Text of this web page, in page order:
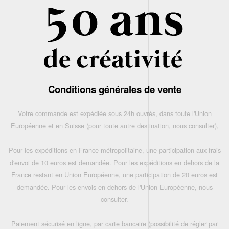
Conditions générales de vente
Votre commande est expédiée sous 24h ouvrés, dans toute l'Union
Européenne et en Suisse (pour toute autre destination, nous consulter),
Pour les expéditions en France métropolitaine, une participation aux frais
d'envoi de 10 euros est demandée. Pour les expéditions en dehors de la
France restant en Union Européenne, une participation de 20 euros est
demandée. Pour les envois en dehors de l'Union Européenne, nous
consulter.
Paiement sécurisé en ligne, par carte bancaire (possibilité de régler par